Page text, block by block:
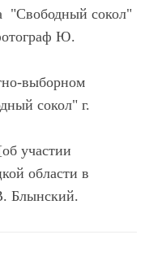
"Свободный сокол"
Ю.
выборном
сокол" г.
участии
области в
Блынский.